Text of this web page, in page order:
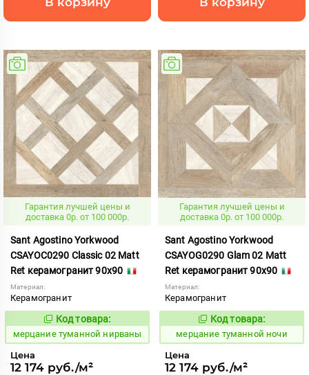
Гарантия лучшей цены и
доставка 0р. от 100 000р.
Sant Agostino Yorkwood
CSAYOC0290 Classic 02 Matt
Ret керамогранит 90x90
Материал:
Керамогранит
981934
Код товара:
мерцание туманной нирваны
Цена
12 174 руб./м²
Гарантия лучшей цены и
доставка 0р. от 100 000р.
Sant Agostino Yorkwood
CSAYOG0290 Glam 02 Matt
Ret керамогранит 90x90
Материал:
Керамогранит
981936
Код товара:
мерцание туманной ночи
Цена
12 174 руб./м²